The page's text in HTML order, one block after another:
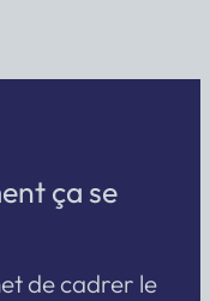
ça se
de cadrer le